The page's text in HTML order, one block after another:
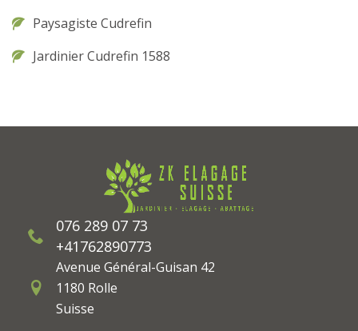
Paysagiste Cudrefin
Jardinier Cudrefin 1588
076 289 07 73
+41762890773
Avenue Général-Guisan 42
1180 Rolle
Suisse